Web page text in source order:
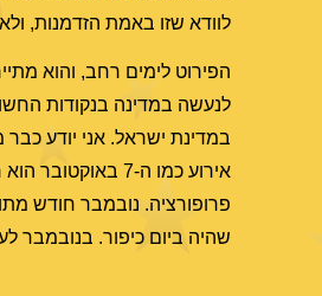
לוודא שזו באמת הזדמנות,
הפירוט לימים רחב, והוא
במדינת ישראל. אני יודע
אירוע כמו ה-7
פרופורציה. נובמבר חודש
שהיה ביום כיפור. בנובמבר